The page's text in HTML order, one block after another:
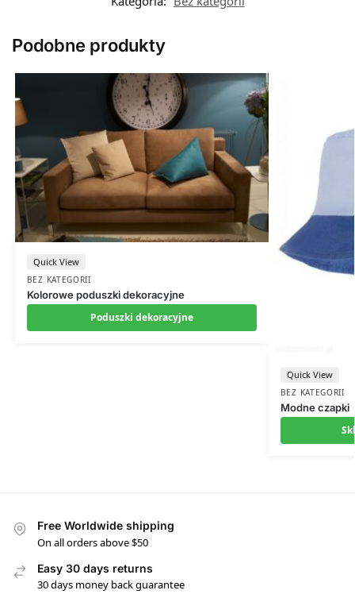
Podobne produkty
BEZ KATEGORII
Kolorowe poduszki dekoracyjne
Poduszki dekoracyjne
Quick View
BEZ KATEGORII
Modne czapki
Quick View
Free Worldwide shipping
On all orders above $50
Easy 30 days returns
30 days money back guarantee